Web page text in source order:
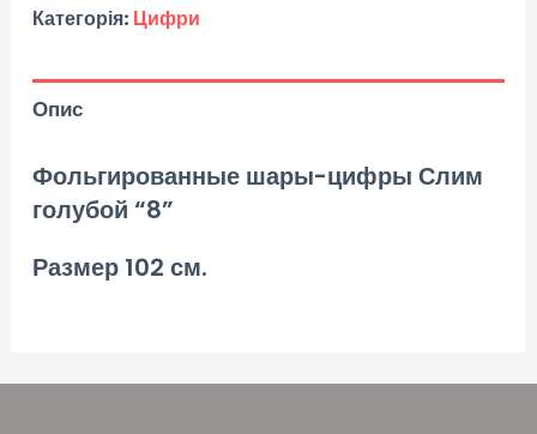
Категорія: Цифри
Опис
Фольгированные шары-цифры Слим
голубой “8”
Размер 102 см.